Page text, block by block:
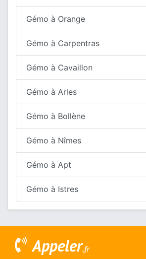
Gémo à Orange
Gémo à Carpentras
Gémo à Cavaillon
Gémo à Arles
Gémo à Bollène
Gémo à Nîmes
Gémo à Apt
Gémo à Istres
Appeler.fr